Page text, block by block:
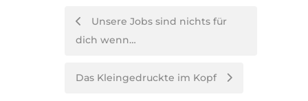
PostUnsere Jobs sind nichts für
dich wenn…
Das Kleingedruckte im Kopf